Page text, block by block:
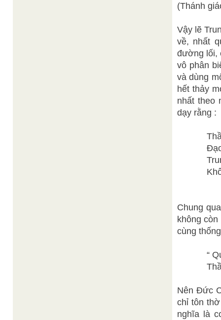
(Thánh
Vậy lẽ
về, nhất
đường lối,
vô phân
và dùng
hết thảy
nhất theo
dạy rằng :
Thầy
Đạo
Trung
Không
Chung
không
cùng
“ Quân
Thần
Nên Đức
chỉ tôn
nghĩa là